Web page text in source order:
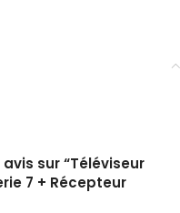
sur “Téléviseur
7 + Récepteur